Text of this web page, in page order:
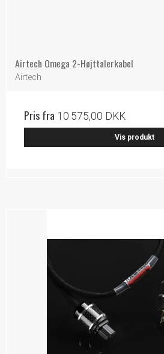
Airtech Omega 2-Højttalerkabel
Airtech
Pris fra 10.575,00 DKK
Vis produkt